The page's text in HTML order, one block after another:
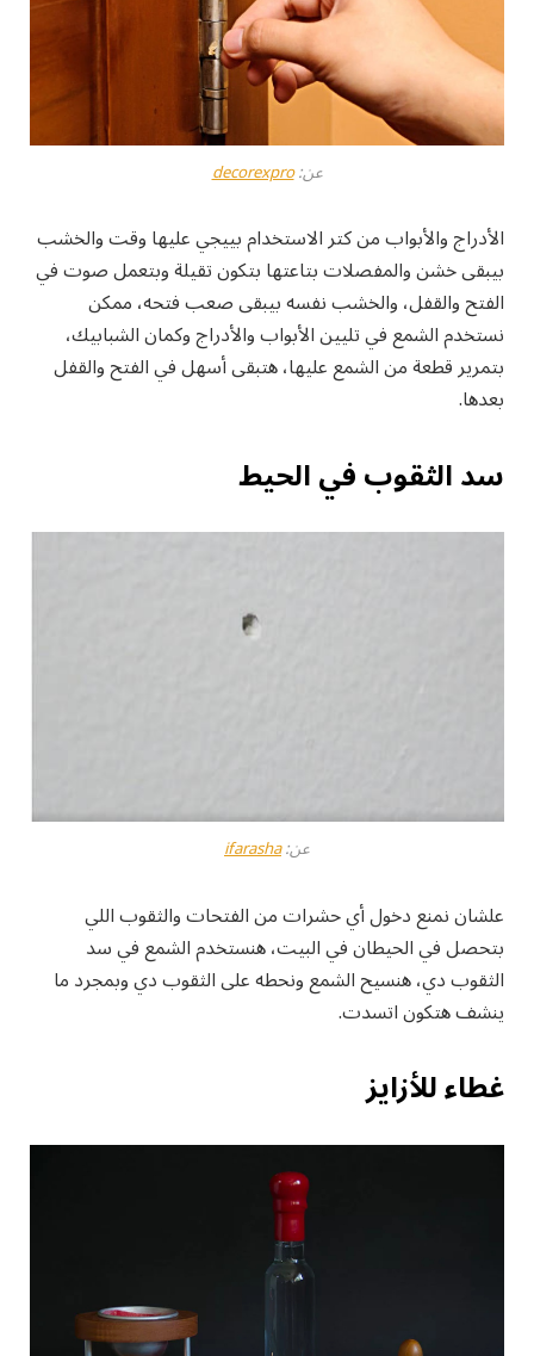
عن:decorexpro
الأدراج والأبواب من كتر الاستخدام بييجي عليها وقت والخشب
بيبقى خشن والمفصلات بتاعتها بتكون تقيلة وبتعمل صوت في
الفتح والقفل، والخشب نفسه بيبقى صعب فتحه، ممكن
نستخدم الشمع في تليين الأبواب والأدراج وكمان الشبابيك،
بتمرير قطعة من الشمع عليها، هتبقى أسهل في الفتح والقفل
بعدها.
سد الثقوب في الحيط
عن:ifarasha
علشان نمنع دخول أي حشرات من الفتحات والثقوب اللي
بتحصل في الحيطان في البيت، هنستخدم الشمع في سد
الثقوب دي، هنسيح الشمع ونحطه على الثقوب دي وبمجرد ما
ينشف هتكون اتسدت.
غطاء للأزايز